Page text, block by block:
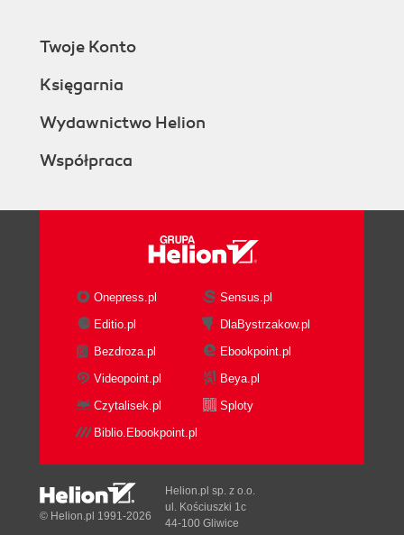
Twoje Konto
Księgarnia
Wydawnictwo Helion
Współpraca
Onepress.pl
Sensus.pl
Editio.pl
DlaBystrzakow.pl
Bezdroza.pl
Ebookpoint.pl
Videopoint.pl
Beya.pl
Czytalisek.pl
Sploty
Biblio.Ebookpoint.pl
© Helion.pl 1991-2026
Helion.pl sp. z o.o.
ul. Kościuszki 1c
44-100 Gliwice